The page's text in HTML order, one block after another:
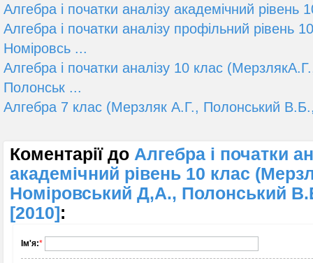
Алгебра і початки аналізу академічний
Алгебра і початки аналізу профільний рівень
Номіровсь ...
Алгебра і початки аналізу 10 клас
Полонськ ...
Алгебра 7 клас (Мерзляк А.Г., Полонський
Коментарії до Алгебра і початки
академічний рівень 10 клас
Номіровський Д,А., Полонський
[2010] :
Ім'я:*